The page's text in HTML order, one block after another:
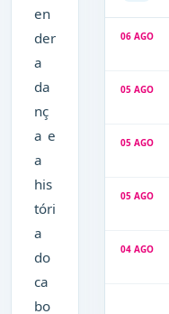
en
der
a
da
nç
a e
a
his
tóri
a
do
ca
bo
06 AGO
05 AGO
05 AGO
05 AGO
04 AGO